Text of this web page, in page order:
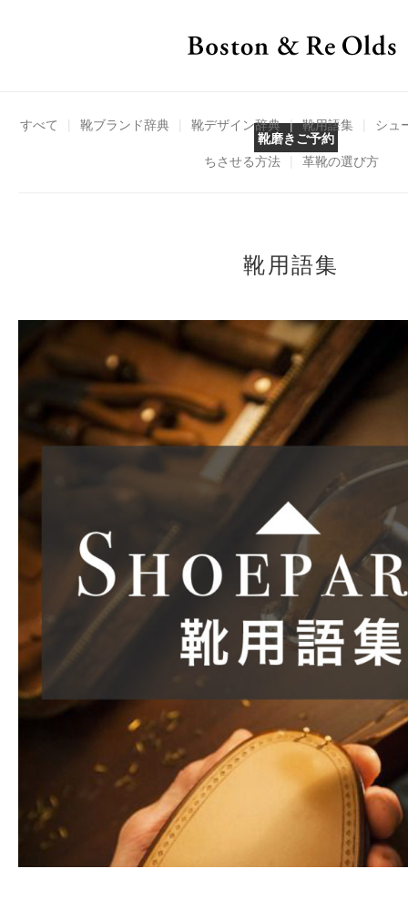
靴磨きご予約
すべて 靴ブランド辞典 靴デザイン辞典 | 靴用語集
シュ
ちさせる方法
革靴の選び方
靴用語集